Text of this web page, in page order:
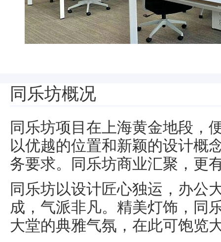
同乐坊概况
同乐坊项目在上海黄金地段，
以优越的位置和新颖的设计概
务要求。同乐坊商业汇聚，更
同乐坊以设计匠心独运，办公
成，气派非凡。精美灯饰，同
大堂的典雅气氛，在此可饱览